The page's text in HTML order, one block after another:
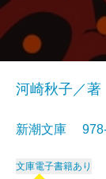
河崎秋子／著
新潮文庫
文庫電子書籍あり